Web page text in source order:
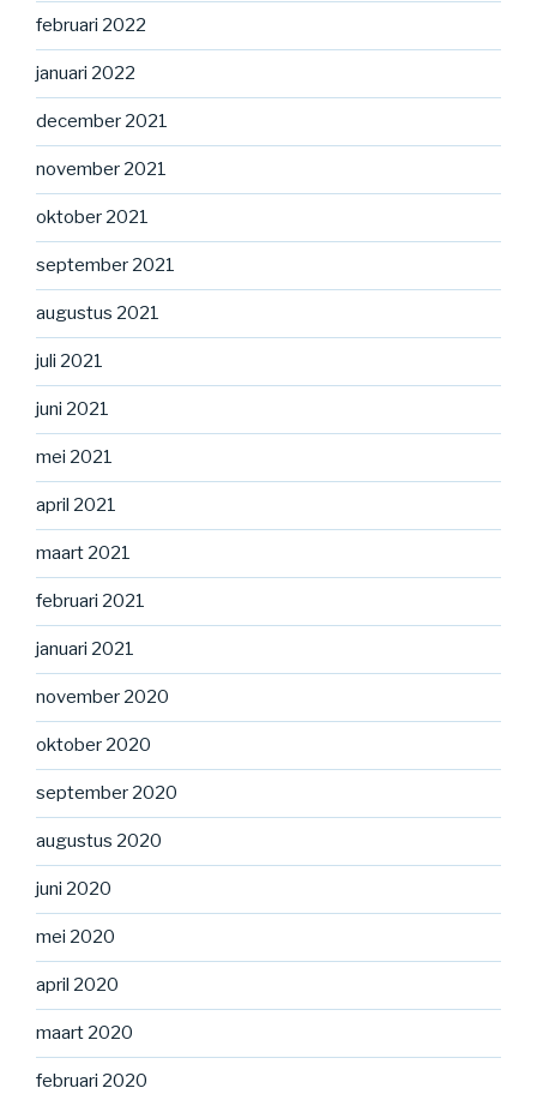
februari 2022
januari 2022
december 2021
november 2021
oktober 2021
september 2021
augustus 2021
juli 2021
juni 2021
mei 2021
april 2021
maart 2021
februari 2021
januari 2021
november 2020
oktober 2020
september 2020
augustus 2020
juni 2020
mei 2020
april 2020
maart 2020
februari 2020